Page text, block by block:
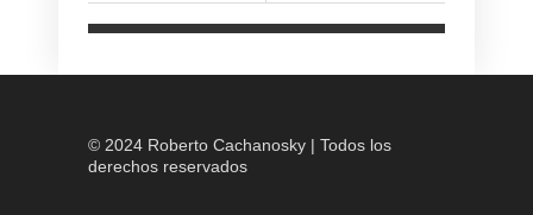
© 2024 Roberto Cachanosky | Todos los
derechos reservados